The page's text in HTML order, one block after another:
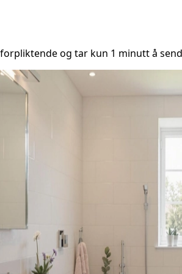
og tar kun 1 minutt å